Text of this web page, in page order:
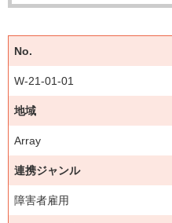
No.
W-21-01-01
地域
Array
連携ジャンル
障害者雇用